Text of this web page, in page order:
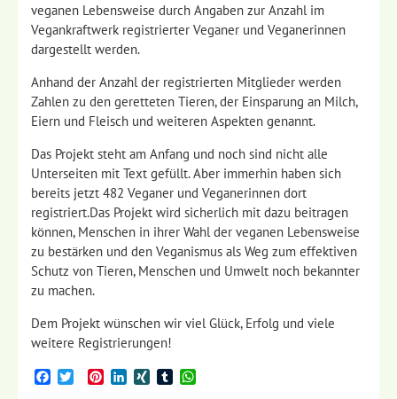
veganen Lebensweise durch Angaben zur Anzahl im
Vegankraftwerk registrierter Veganer und Veganerinnen
dargestellt werden.
Anhand der Anzahl der registrierten Mitglieder werden
Zahlen zu den geretteten Tieren, der Einsparung an Milch,
Eiern und Fleisch und weiteren Aspekten genannt.
Das Projekt steht am Anfang und noch sind nicht alle
Unterseiten mit Text gefüllt. Aber immerhin haben sich
bereits jetzt 482 Veganer und Veganerinnen dort
registriert.Das Projekt wird sicherlich mit dazu beitragen
können, Menschen in ihrer Wahl der veganen Lebensweise
zu bestärken und den Veganismus als Weg zum effektiven
Schutz von Tieren, Menschen und Umwelt noch bekannter
zu machen.
Dem Projekt wünschen wir viel Glück, Erfolg und viele
weitere Registrierungen!
Facebook
TwitterPinterestLinkedIn
XINGTumblr